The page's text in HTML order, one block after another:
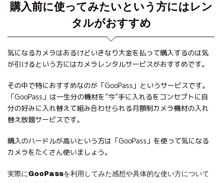
購入前に使ってみたいという方にはレン
タルがおすすめ
気になるカメラはあるけどいきなり大金を払って購入するのは気
が引けるという方にはカメラレンタルサービスがおすすめです。
その中で特におすすめなのが「GooPass」というサービスです。
「GooPass」は一生分の機材を”今”手に入れるをコンセプトに自
分の好みに入れ替えて組み合わせられる月額制カメラ機材の入れ
替え放題サービスです。
購入のハードルが高いという方は「GooPass」を使って気になる
カメラをたくさん使いましょう。
実際にGooPassを利用してみた感想や具体的な使い方について